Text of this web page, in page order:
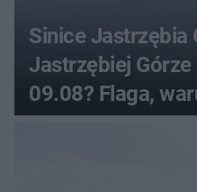
Sinice Jastrzębia
Jastrzębiej
09.08? Flaga,